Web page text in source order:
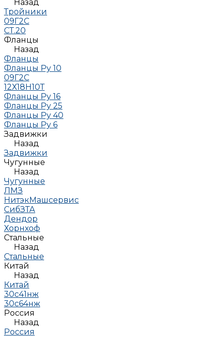
Назад
Тройники
09Г2С
СТ.20
Фланцы
Назад
Фланцы
Фланцы Ру 10
09Г2С
12Х18Н10Т
Фланцы Ру 16
Фланцы Ру 25
Фланцы Ру 40
Фланцы Ру 6
Задвижки
Назад
Задвижки
Чугунные
Назад
Чугунные
ЛМЗ
НитэкМашсервис
СибЗТА
Дендор
Хорнхоф
Стальные
Назад
Стальные
Китай
Назад
Китай
30с41нж
30с64нж
Россия
Назад
Россия